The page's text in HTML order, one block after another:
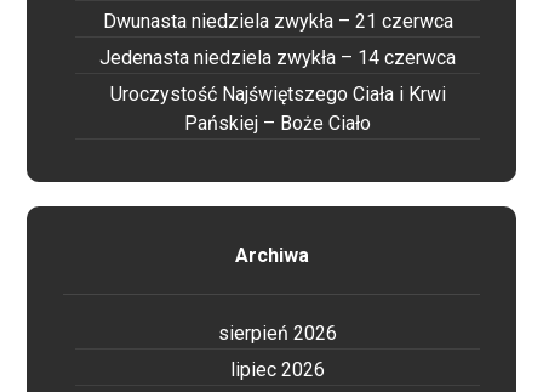
Dwunasta niedziela zwykła – 21 czerwca
Jedenasta niedziela zwykła – 14 czerwca
Uroczystość Najświętszego Ciała i Krwi
Pańskiej – Boże Ciało
Archiwa
sierpień 2026
lipiec 2026